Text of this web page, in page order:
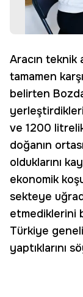
Aracın teknik
tamamen
belirten
ve 1200
doğanın
olduklarını
ekonomik
sekteye
etmediklerini
Türkiye
yaptıklarını